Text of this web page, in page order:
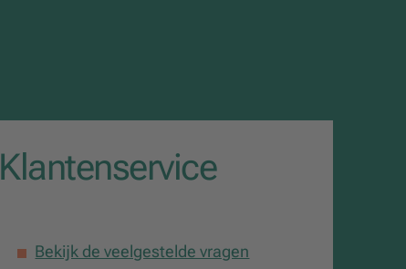
Klantenservice
Bekijk de veelgestelde vragen